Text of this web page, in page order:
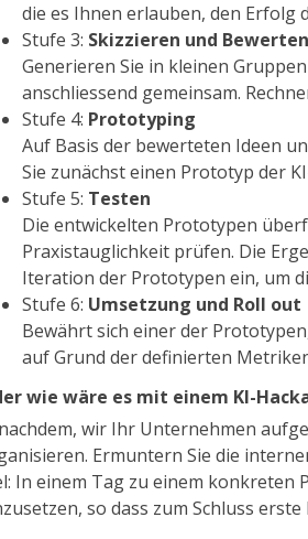
die es Ihnen erlauben, den Erfolg
Stufe 3: Skizzieren und Bewerten
Generieren Sie in kleinen
anschliessend gemeinsam.
Stufe 4: Prototyping
Auf Basis der bewerteten Ideen
Sie zunächst einen Prototyp der
Stufe 5: Testen
Die entwickelten Prototypen
Praxistauglichkeit prüfen. Die
Iteration der Prototypen ein, um
Stufe 6: Umsetzung und Roll out
Bewährt sich einer der
auf Grund der definierten
wie wäre es mit einem KI-
wir Ihr Unternehmen
Ermuntern Sie die
In einem Tag zu einem
so dass zum Schluss